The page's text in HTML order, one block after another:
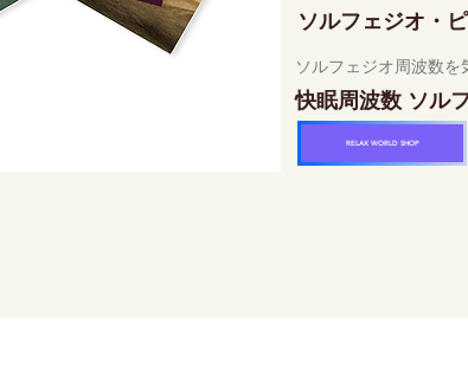
ソルフェジオ・
ソルフェジオ周波数
快眠周波数 ソル
RELAX WORLD SHOP